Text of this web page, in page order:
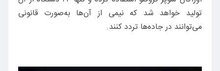
تولید خواهد شد که نیمی از آن‌ها به‌صورت قانونی
می‌توانند در جاده‌ها تردد کنند.